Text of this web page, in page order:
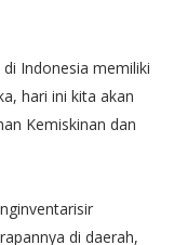
Indonesia memiliki
hari ini kita akan
Kemiskinan dan
di daerah,